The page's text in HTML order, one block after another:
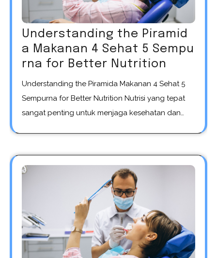
Understanding the Piramid
a Makanan 4 Sehat 5 Sempu
rna for Better Nutrition
Understanding the Piramida Makanan 4 Sehat 5
Sempurna for Better Nutrition Nutrisi yang tepat
sangat penting untuk menjaga kesehatan dan…